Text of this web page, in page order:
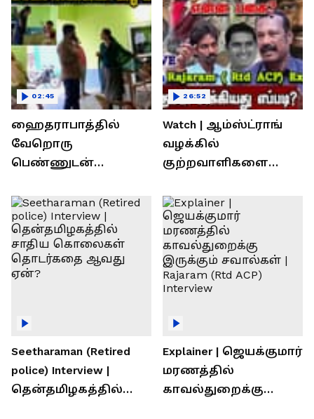
ஹைதராபாத்தில்
வேறொரு
பெண்ணுடன்
தலைவரை மடக்கி
பிடித்த மனைவி
02:45
Watch | ஆம்ஸ்ட்ராங்
வழக்கில்
குற்றவாளிகளை
காவல்துறை? / Rajaram
Rtd ACP Interview
26:52
Seetharaman (Retired
police) Interview |
தென்தமிழகத்தில்
Explainer | ஜெயக்குமார்
மரணத்தில்
காவல்துறைக்கு